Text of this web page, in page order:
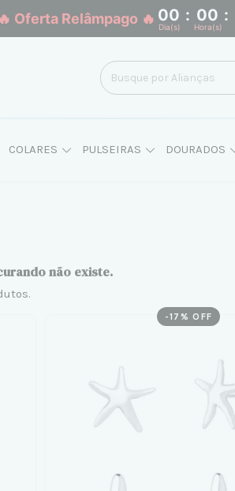
🔥 Oferta Relâmpago 🔥 00 : 00 :
Dia(s) Hora(s)
COLARES PULSEIRAS DOURADOS
não existe.
-17 % OFF